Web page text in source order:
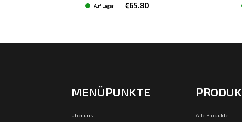
Auf Lager €65.80
MENÜPUNKTE
Über uns Alle Produkte